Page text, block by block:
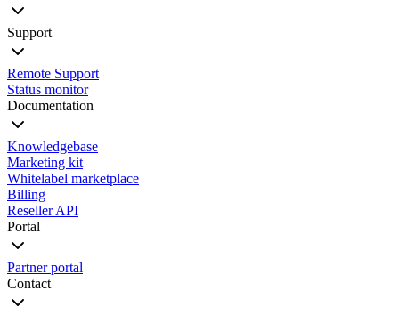
Support
Remote Support
Status monitor
Documentation
Knowledgebase
Marketing kit
Whitelabel marketplace
Billing
Reseller API
Portal
Partner portal
Contact